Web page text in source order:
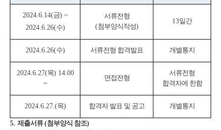
2024.6.14(금) ~
2024.6.26(수)
서류전형
(첨부양식작성)
13일간
2024.6.26(수) 서류전형 합격발표 개별통지
2024.6.27(목) 14:00
~
면접전형
서류전형
합격자에 한함
2024.6.27.(목) 합격자 발표 및 공고 개별통지
5. 제출서류(첨부양식 참조)